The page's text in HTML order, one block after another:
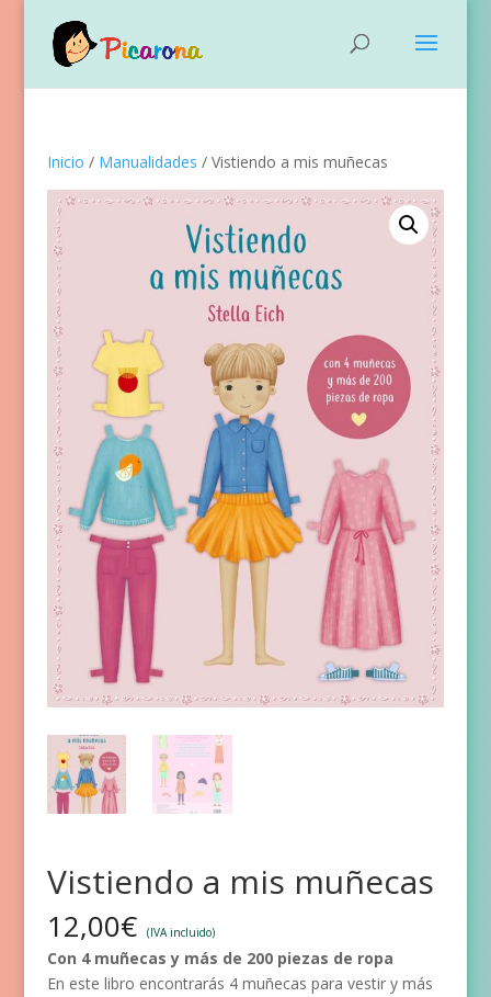
Inicio / Manualidades / Vistiendo a mis muñecas
Vistiendo a mis muñecas
12,00€ (IVA incluido)
Con 4 muñecas y más de 200 piezas de ropa
En este libro encontrarás 4 muñecas para vestir y más